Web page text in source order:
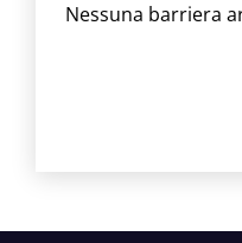
Nessuna barriera